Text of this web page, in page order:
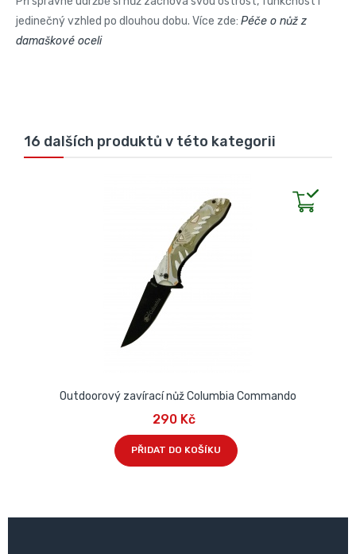
jedinečný vzhled po dlouhou dobu. Více zde: Péče o nůž z
damaškové oceli
16 dalších produktů v této kategorii
Outdoorový zavírací nůž Columbia Commando
290 Kč
PŘIDAT DO KOŠÍKU